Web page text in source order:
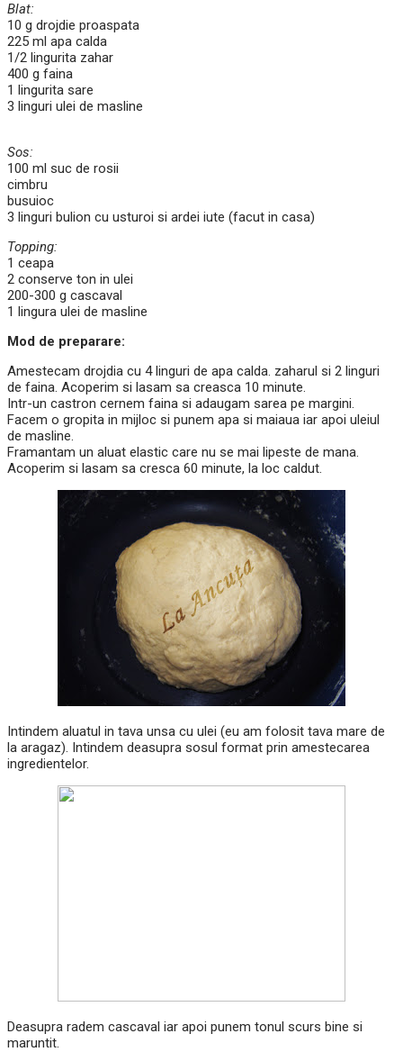
Blat:
10 g drojdie proaspata
225 ml apa calda
1/2 lingurita zahar
400 g faina
1 lingurita sare
3 linguri ulei de masline
Sos:
100 ml suc de rosii
cimbru
busuioc
3 linguri bulion cu usturoi si ardei iute (facut in casa)
Topping:
1 ceapa
2 conserve ton in ulei
200-300 g cascaval
1 lingura ulei de masline
Mod de preparare:
Amestecam drojdia cu 4 linguri de apa calda. zaharul si 2 linguri
de faina. Acoperim si lasam sa creasca 10 minute.
Intr-un castron cernem faina si adaugam sarea pe margini.
Facem o gropita in mijloc si punem apa si maiaua iar apoi uleiul
de masline.
Framantam un aluat elastic care nu se mai lipeste de mana.
Acoperim si lasam sa cresca 60 minute, la loc caldut.
Intindem aluatul in tava unsa cu ulei (eu am folosit tava mare de
la aragaz). Intindem deasupra sosul format prin amestecarea
ingredientelor.
Deasupra radem cascaval iar apoi punem tonul scurs bine si
maruntit.